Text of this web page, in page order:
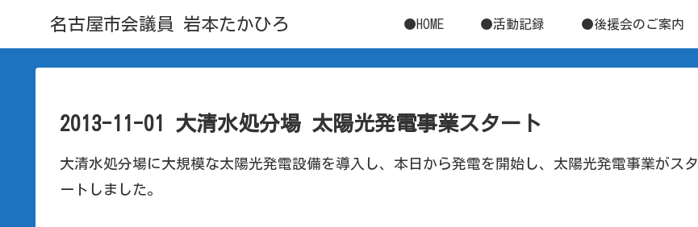
名古屋市会議員 岩本たかひろ ●HOME ●活動記録 ●後援会のご案内
2013-11-01 大清水処分場 太陽光発電事業スタート
大清水処分場に大規模な太陽光発電設備を導入し、本日から発電を開始し、太陽光発電事業がスタ
ートしました。